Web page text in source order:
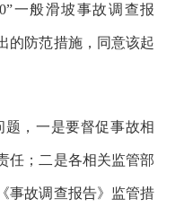
一般滑坡事故调查报
的防范措施，同意该起
题，一是要督促事故相
任；二是各相关监管部
事故调查报告》监管措